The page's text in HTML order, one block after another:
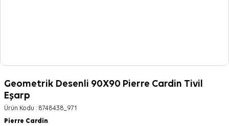
Geometrik Desenli 90X90 Pierre Cardin Tivil
Eşarp
Ürün Kodu : 8748438_971
Pierre Cardin